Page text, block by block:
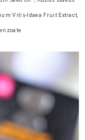
Vitis-Idaea Fruit Extract,